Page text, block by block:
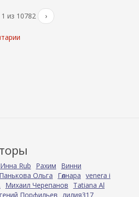
1 из 10782 ›
Инна Rub Рахим
Винни
Панькова Ольга Гөлнара venera i
Михаил Черепанов
Tatiana Al
Порфильев лилия317